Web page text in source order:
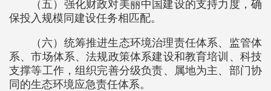
（五）强化财政对美丽中国建设的支持力度，确
保投入规模同建设任务相匹配。
（六）统筹推进生态环境治理责任体系、监管体
系、市场体系、法规政策体系建设和教育培训、科技
支撑等工作，组织完善分级负责、属地为主、部门协
同的生态环境应急责任体系。